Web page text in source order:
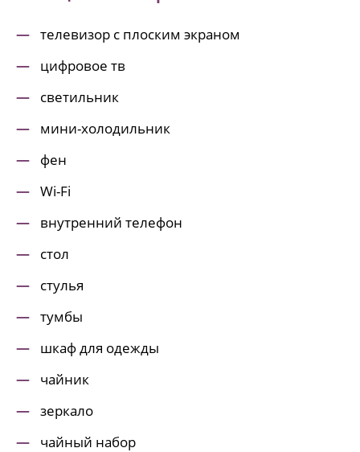
телевизор с плоским экраном
цифровое тв
светильник
мини-холодильник
фен
Wi-Fi
внутренний телефон
стол
стулья
тумбы
шкаф для одежды
чайник
зеркало
чайный набор